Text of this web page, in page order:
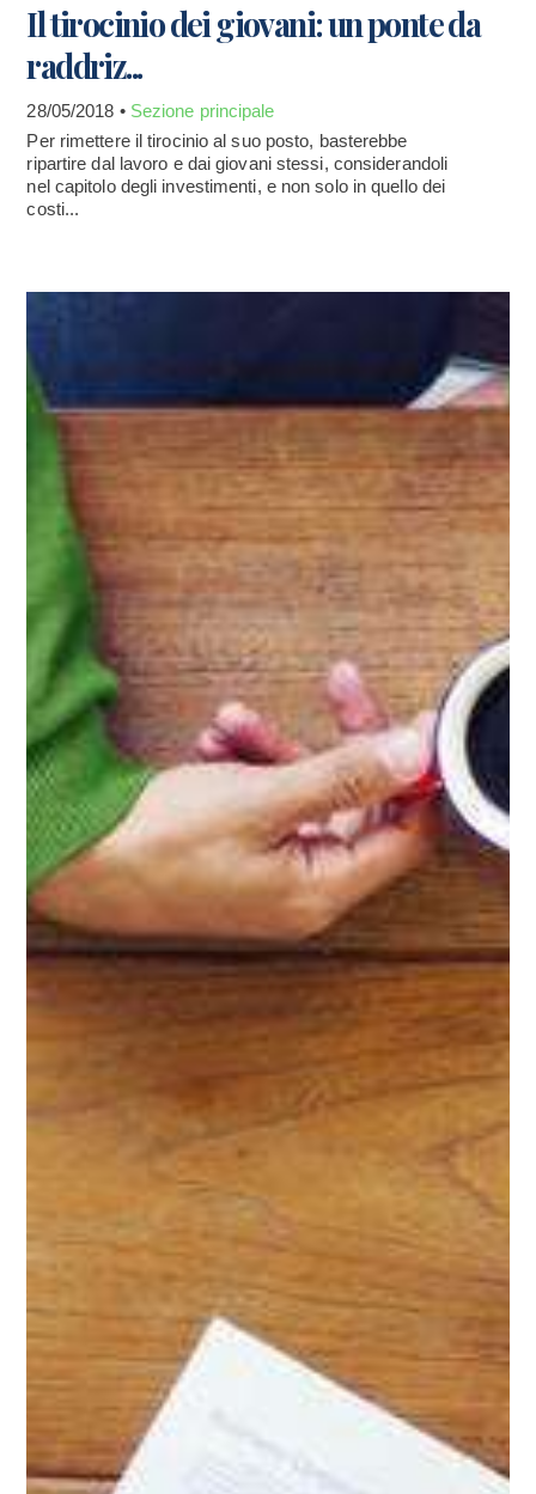
Il tirocinio dei giovani: un ponte da
raddriz...
28/05/2018 • Sezione principale
Per rimettere il tirocinio al suo posto, basterebbe
ripartire dal lavoro e dai giovani stessi, considerandoli
nel capitolo degli investimenti, e non solo in quello dei
costi...